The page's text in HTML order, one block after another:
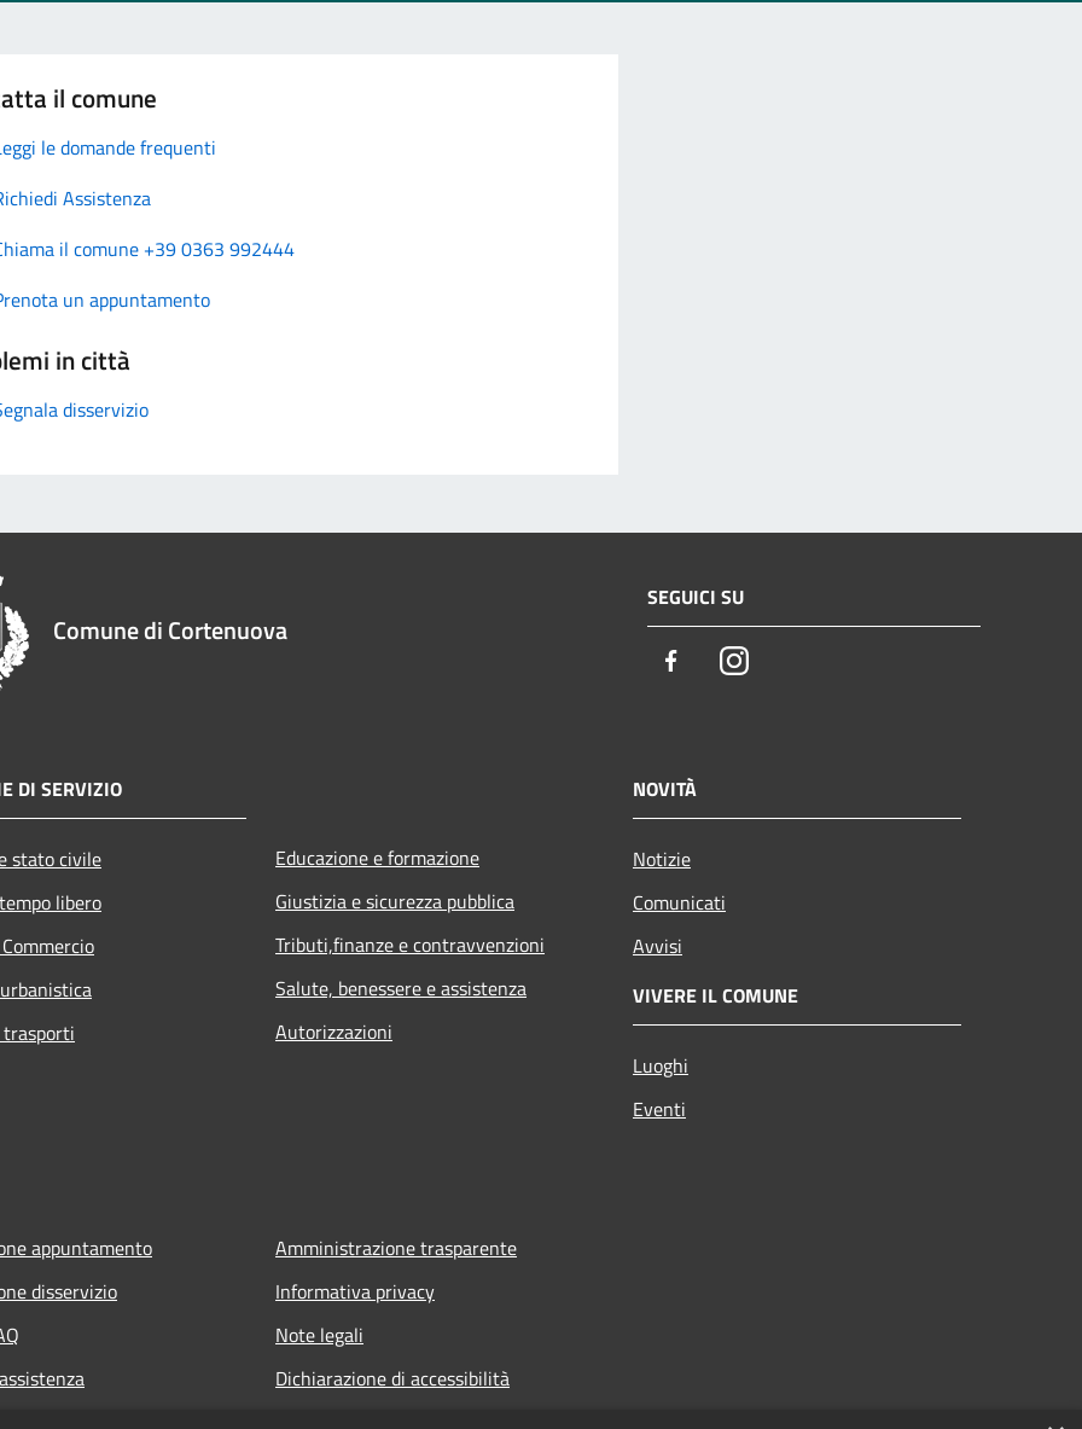
il comune
le domande frequenti
Assistenza
il comune +39 0363 992444
un appuntamento
in città
disservizio
Comune di Cortenuova
SEGUICI SU
FacebookInstagram
DI SERVIZIO
stato civile
libero
Educazione e formazione
Giustizia e sicurezza pubblica
Tributi,finanze e contravvenzioni
Salute, benessere e assistenza
Autorizzazioni
NOVITÀ
Notizie
Comunicati
Avvisi
VIVERE IL COMUNE
Luoghi
Eventi
appuntamento
disservizio
Amministrazione trasparente
Informativa privacy
Note legali
Dichiarazione di accessibilità